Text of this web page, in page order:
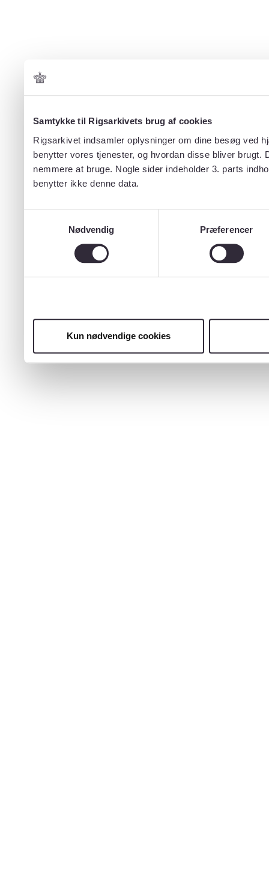
Samtykke til Rigsarkivets brug af cookies
Rigsarkivet indsamler oplysninger om dine besøg ved
benytter vores tjenester, og hvordan disse bliver
nemmere at bruge. Nogle sider indeholder 3. parts
benytter ikke denne data.
Nødvendig
Præferencer
Kun nødvendige cookies